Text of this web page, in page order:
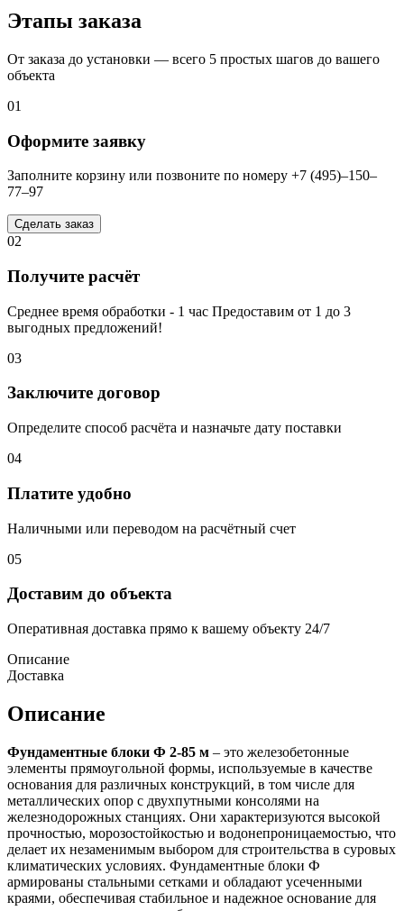
Этапы заказа
От заказа до установки — всего 5 простых шагов до вашего
объекта
01
Оформите заявку
Заполните корзину или позвоните по номеру +7 (495)–150–
77–97
Сделать заказ
02
Получите расчёт
Среднее время обработки - 1 час Предоставим от 1 до 3
выгодных предложений!
03
Заключите договор
Определите способ расчёта и назначьте дату поставки
04
Платите удобно
Наличными или переводом на расчётный счет
05
Доставим до объекта
Оперативная доставка прямо к вашему объекту 24/7
Описание
Доставка
Описание
Фундаментные блоки Ф 2-85 м – это железобетонные
элементы прямоугольной формы, используемые в качестве
основания для различных конструкций, в том числе для
металлических опор с двухпутными консолями на
железнодорожных станциях. Они характеризуются высокой
прочностью, морозостойкостью и водонепроницаемостью, что
делает их незаменимым выбором для строительства в суровых
климатических условиях. Фундаментные блоки Ф
армированы стальными сетками и обладают усеченными
краями, обеспечивая стабильное и надежное основание для